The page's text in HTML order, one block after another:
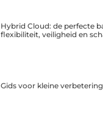
Hybrid Cloud: de perfecte
flexibiliteit, veiligheid en
Gids voor kleine